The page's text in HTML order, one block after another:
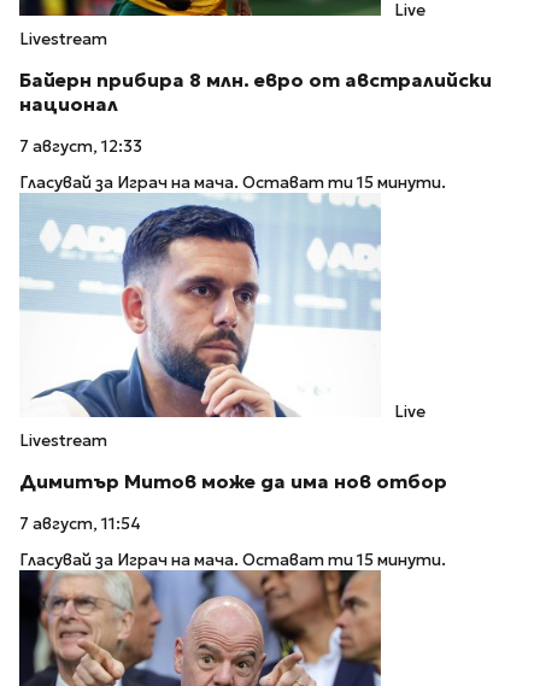
Live
Livestream
Байерн прибира 8 млн. евро от австралийски
национал
7 август, 12:33
Гласувай за Играч на мача. Остават ти 15 минути.
Live
Livestream
Димитър Митов може да има нов отбор
7 август, 11:54
Гласувай за Играч на мача. Остават ти 15 минути.